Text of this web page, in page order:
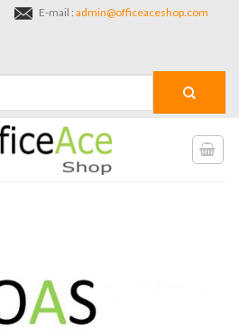
E-mail : admin@officeaceshop.com